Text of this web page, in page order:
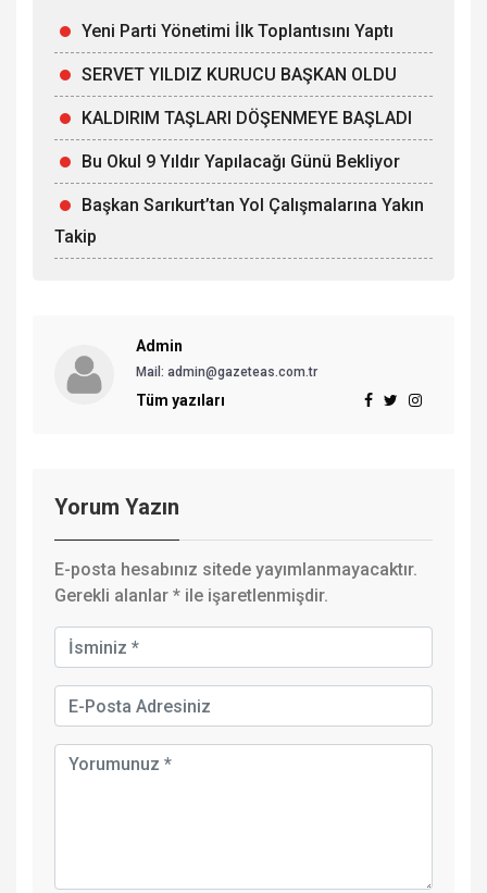
Yeni Parti Yönetimi İlk Toplantısını Yaptı
SERVET YILDIZ KURUCU BAŞKAN OLDU
KALDIRIM TAŞLARI DÖŞENMEYE BAŞLADI
Bu Okul 9 Yıldır Yapılacağı Günü Bekliyor
Başkan Sarıkurt’tan Yol Çalışmalarına Yakın
Takip
Admin
Mail: admin@gazeteas.com.tr
Tüm yazıları
Yorum Yazın
E-posta hesabınız sitede yayımlanmayacaktır.
Gerekli alanlar * ile işaretlenmişdir.